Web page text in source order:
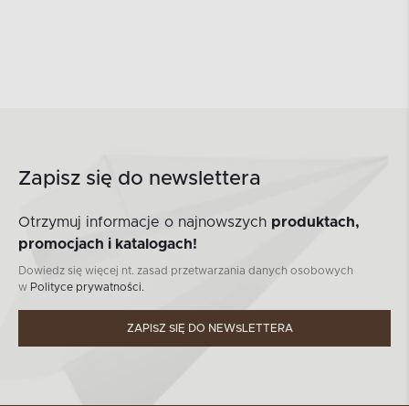
Zapisz się do newslettera
Otrzymuj informacje o najnowszych produktach,
promocjach i katalogach!
Dowiedz się więcej nt. zasad przetwarzania danych osobowych
w Polityce prywatności.
ZAPISZ SIĘ DO NEWSLETTERA